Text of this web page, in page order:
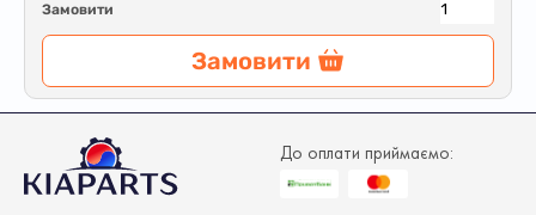
Замовити
Замовити
До оплати приймаємо: